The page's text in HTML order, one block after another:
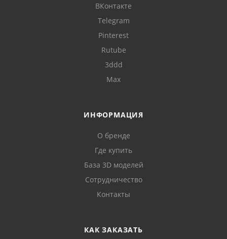
ВКонтакте
Telegram
Pinterest
Rutube
3ddd
Max
ИНФОРМАЦИЯ
О бренде
Где купить
База 3D моделей
Сотрудничество
Контакты
КАК ЗАКАЗАТЬ